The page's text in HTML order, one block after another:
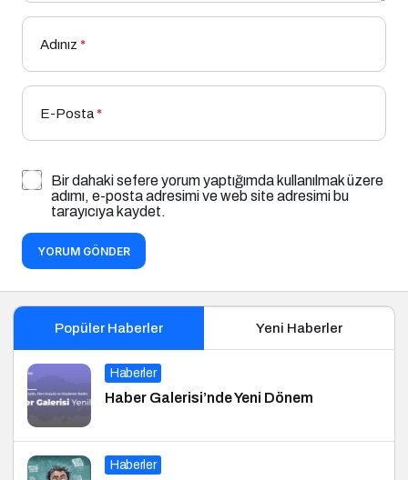
Adınız *
E-Posta*
Bir dahaki sefere yorum yaptığımda kullanılmak üzere
adımı, e-posta adresimi ve web site adresimi bu
tarayıcıya kaydet.
YORUM GÖNDER
Popüler Haberler Yeni Haberler
Haberler
Haber Galerisi’nde Yeni Dönem
Haberler